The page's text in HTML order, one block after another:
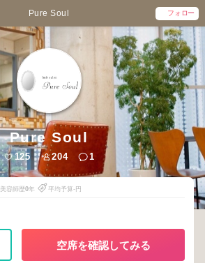
Pure Soul フォロー
Pure Soul
125 204 1
美容師歴0年 平均予算-円
空席を確認してみる